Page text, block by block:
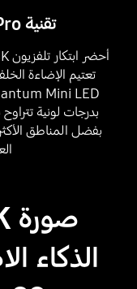
تقنية Quantum Matrix Pro
تعتيم الإضاءة
بدرجات لونية
الذكاء